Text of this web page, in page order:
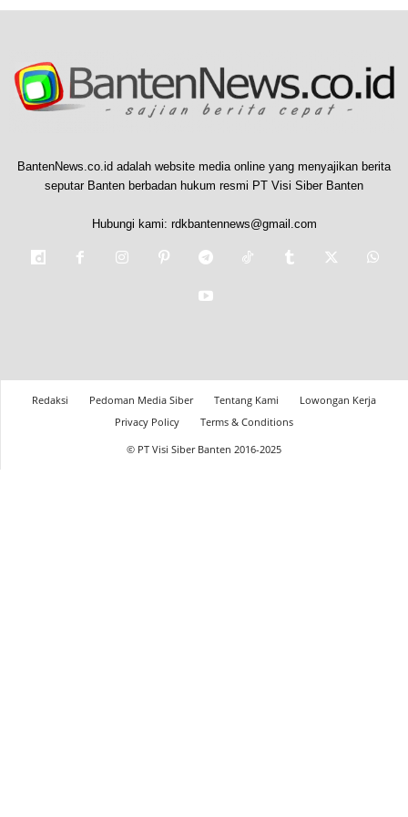
BantenNews.co.id adalah website media online yang menyajikan berita
seputar Banten berbadan hukum resmi PT Visi Siber Banten
Hubungi kami: rdkbantennews@gmail.com
Redaksi Pedoman Media Siber Tentang Kami
Lowongan Kerja
Privacy Policy
Terms & Conditions
© PT Visi Siber Banten 2016-2025